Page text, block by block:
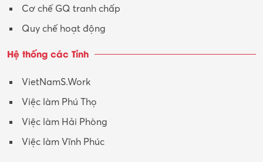
Y tế-Dược
Cơ chế GQ tranh chấp
Quy chế hoạt động
Hệ thống các Tỉnh
VietNamS.Work
Việc làm Phú Thọ
Việc làm Hải Phòng
Việc làm Vĩnh Phúc